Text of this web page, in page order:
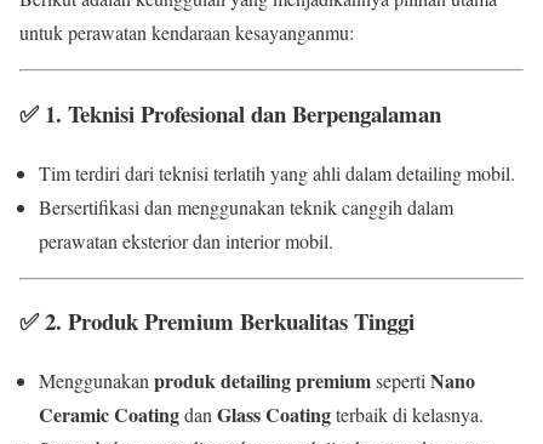
untuk perawatan kendaraan kesayanganmu:
✅1. Teknisi Profesional dan Berpengalaman
Tim terdiri dari teknisi terlatih yang ahli dalam detailing mobil.
Bersertifikasi dan menggunakan teknik canggih dalam
perawatan eksterior dan interior mobil.
✅2. Produk Premium Berkualitas Tinggi
Menggunakan produk detailing premiumseperti Nano
Ceramic Coatingdan Glass Coatingterbaik di kelasnya.